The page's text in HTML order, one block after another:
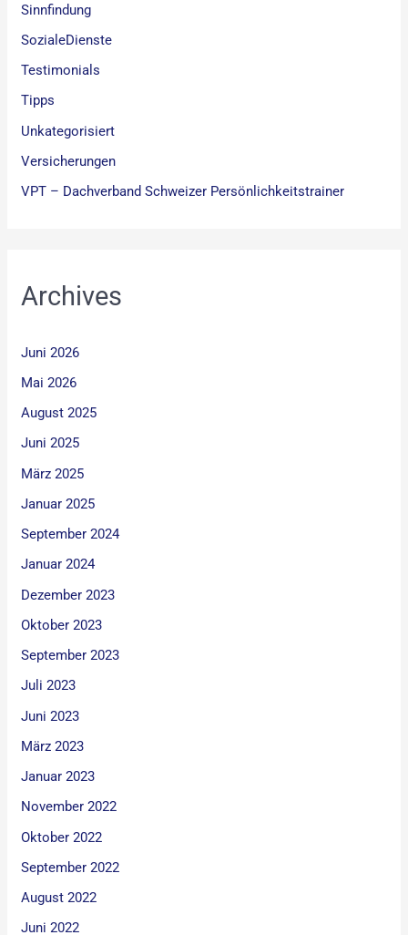
Sinnfindung
SozialeDienste
Testimonials
Tipps
Unkategorisiert
Versicherungen
VPT – Dachverband Schweizer Persönlichkeitstrainer
Archives
Juni 2026
Mai 2026
August 2025
Juni 2025
März 2025
Januar 2025
September 2024
Januar 2024
Dezember 2023
Oktober 2023
September 2023
Juli 2023
Juni 2023
März 2023
Januar 2023
November 2022
Oktober 2022
September 2022
August 2022
Juni 2022